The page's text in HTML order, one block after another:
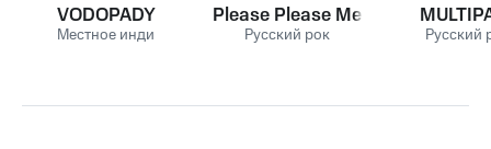
VODOPADY
Местное инди
Please Please Me
Русский рок Русский